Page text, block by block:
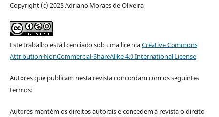
Copyright (c) 2025 Adriano Moraes de Oliveira
Este trabalho está licenciado sob uma licençaCreative Commons
Attribution-NonCommercial-ShareAlike 4.0 International License.
Autores que publicam nesta revista concordam com os seguintes
termos:
Autores mantém os direitos autorais e concedem à revista o direito